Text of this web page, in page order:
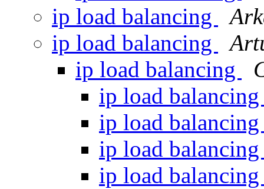
ip load balancing
ip load balancing
ip load balancing
ip load
ip load
ip load
ip load